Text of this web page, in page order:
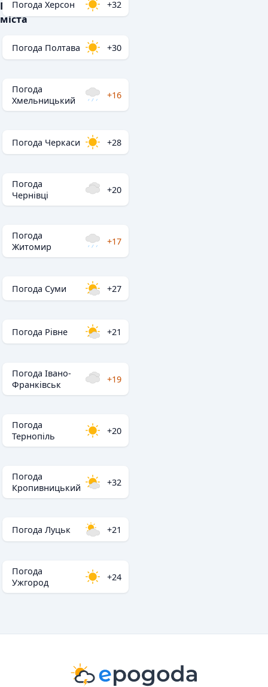
Популярні
міста
Погода Херсон +32
Погода Полтава +30
Погода
Хмельницький
+16
Погода Черкаси +28
Погода
Чернівці
+20
Погода
Житомир
+17
Погода Суми +27
Погода Рівне +21
Погода Івано-
Франківськ
+19
Погода
Тернопіль
+20
Погода
Кропивницький
+32
Погода Луцьк +21
Погода
Ужгород
+24